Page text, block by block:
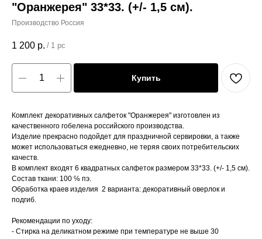
"Оранжерея" 33*33. (+/- 1,5 см).
Производство Россия
1 200 р. / 1 pc
Купить
Комплект декоративных салфеток "Оранжерея" изготовлен из
качественного гобелена российского производства.
Изделие прекрасно подойдет для праздничной сервировки, а также
может использоваться ежедневно, не теряя своих потребительских
качеств.
В комплект входят 6 квадратных салфеток размером 33*33. (+/- 1,5 см).
Состав ткани: 100 ℅ пэ.
Обработка краев изделия 2 варианта: декоративный оверлок и
подгиб.
Рекомендации по уходу:
- Стирка на деликатном режиме при температуре не выше 30